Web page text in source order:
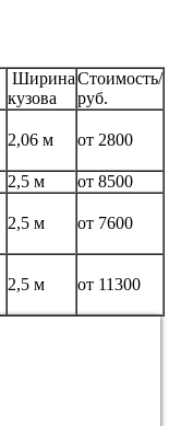
Ширина
кузова
Стоимость/
руб.
2,06 м от 2800
2,5 м
от 8500
2,5 м от 7600
2,5 м от 11300